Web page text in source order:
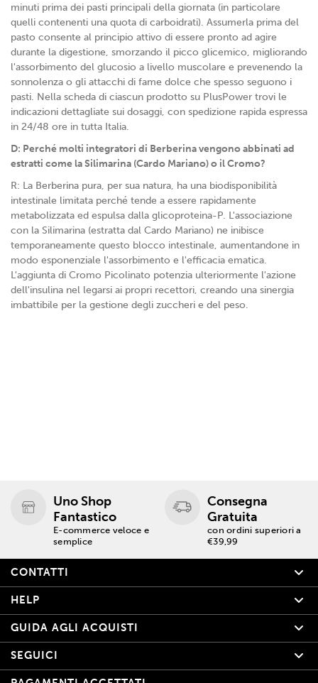
minuti prima dei pasti principali della giornata (in particolare
quelli contenenti una quota di carboidrati). Assumerla prima del
pasto consente al principio attivo di essere pronto ad agire
durante la digestione, smorzando il picco glicemico, migliorando
l'assorbimento del glucosio a livello muscolare e prevenendo la
sonnolenza o gli attacchi di fame dolce che spesso seguono i
pasti. Nella scheda di ciascun prodotto su PlusPower trovi le
indicazioni dettagliate sui dosaggi, con spedizione rapida espressa
in 24/48 ore in tutta Italia.
D: Perché molti integratori di Berberina vengono abbinati ad
estratti come la Silimarina (Cardo Mariano) o il Cromo?
R: La Berberina pura, per sua natura, ha una biodisponibilità
intestinale limitata perché tende a essere rapidamente
metabolizzata ed espulsa dalla glicoproteina-P. L'associazione
con la Silimarina (estratta dal Cardo Mariano) ne inibisce
temporaneamente questo blocco intestinale, aumentandone in
modo esponenziale l'assorbimento e l'efficacia ematica.
L'aggiunta di Cromo Picolinato potenzia ulteriormente l'azione
dell'insulina nel legarsi ai propri recettori, creando una sinergia
imbattibile per la gestione degli zuccheri e del peso.
Uno Shop
Fantastico
E-commerce veloce e
semplice
Consegna
Gratuita
con ordini superiori a
€39,99
CONTATTI
HELP
GUIDA AGLI ACQUISTI
SEGUICI